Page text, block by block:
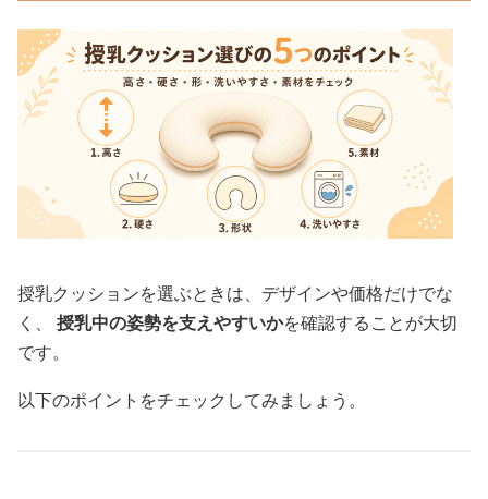
授乳クッションを選ぶときは、デザインや価格だけでな
く、 授乳中の姿勢を支えやすいかを確認することが大切
です。
以下のポイントをチェックしてみましょう。